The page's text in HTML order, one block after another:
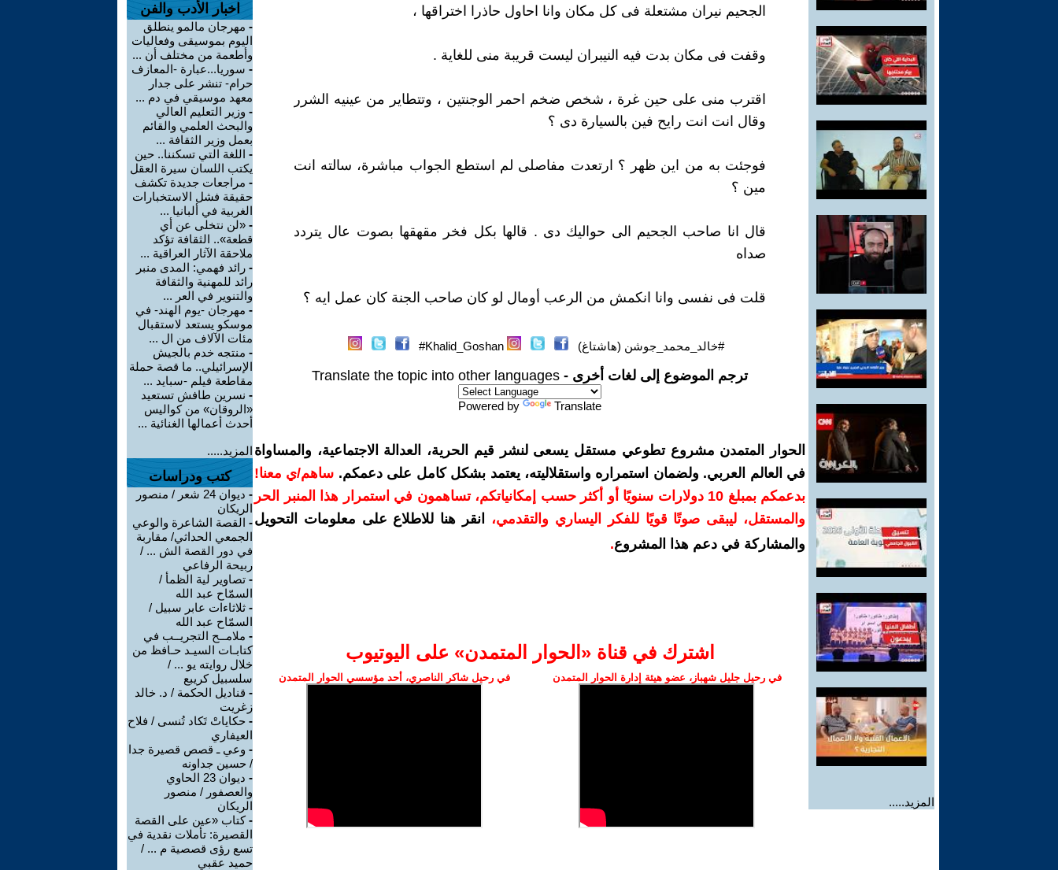
المزيد.....
الجحيم نيران مشتعلة فى كل مكان وانا احاول حاذرا اختراقها ،
وقفت فى مكان بدت فيه النيبران ليست قريبة منى للغاية .
اقترب منى على حين غرة ، شخص ضخم احمر الوجنتين ، وتتطاير من عينيه الشرر
وقال انت انت رايح فين بالسيارة دى ؟
فوجئت به من اين ظهر ؟ ارتعدت مفاصلى لم استطع الجواب مباشرة، سالته انت
مين ؟
قال انا صاحب الجحيم الى حواليك دى . قالها بكل فخر مقهقها بصوت عال يتردد
صداه
قلت فى نفسى وانا انكمش من الرعب أومال لو كان صاحب الجنة كان عمل ايه ؟
#خالد_محمد_جوشن (هاشتاغ) Khalid_Goshan#
ترجم الموضوع إلى لغات أخرى - Translate the topic into other languages
Powered by Translate
الحوار المتمدن مشروع تطوعي مستقل يسعى لنشر قيم الحرية، العدالة الاجتماعية، والمساواة
في العالم العربي. ولضمان استمراره واستقلاليته، يعتمد بشكل كامل على دعمكم. ساهم/ي معنا!
بدعمكم بمبلغ 10 دولارات سنويًا أو أكثر حسب إمكانياتكم، تساهمون في استمرار هذا المنبر الحر
والمستقل، ليبقى صوتًا قويًا للفكر اليساري والتقدمي،
انقر هنا للاطلاع على معلومات التحويل
والمشاركة في دعم هذا المشروع.
اشترك في قناة ‫«الحوار المتمدن» على اليوتيوب
في رحيل جليل شهباز، عضو هيئة إدارة الحوار المتمدن في رحيل شاكر الناصري، أحد مؤسسي الحوار المتمدن
اخبار الأدب والفن
- مهرجان مالمو ينطلق
اليوم بموسيقى وفعاليات
وأطعمة من مختلف أن ...
- سوريا...عبارة -المعازف
حرام- تنشر على جدار
معهد موسيقي في دم ...
- وزير التعليم العالي
والبحث العلمي والقائم
بعمل وزير الثقافة ...
- اللغة التي تسكننا.. حين
يكتب اللسان سيرة العقل
- مراجعات جديدة تكشف
حقيقة فشل الاستخبارات
الغربية في ألبانيا ...
- «لن نتخلى عن أي
قطعة».. الثقافة تؤكد
ملاحقة الآثار العراقية ...
- رائد فهمي: المدى منبر
رائد للمهنية والثقافة
والتنوير في العر ...
- مهرجان -يوم الهند- في
موسكو يستعد لاستقبال
مئات الآلاف من ال ...
- منتجه خدم بالجيش
الإسرائيلي.. ما قصة حملة
مقاطعة فيلم -سبايد ...
- نسرين طافش تستعيد
«الروقان» من كواليس
أحدث أعمالها الغنائية ...
المزيد.....
كتب ودراسات
-
ديوان 24 شعر / منصور
الريكان
- القصة الشاعرة والوعي
الجمعي الحداثي/ مقاربة
في دور القصة الش ... /
ربيحة الرفاعي
- تصاوير لية الظمأ /
السمّاح عبد الله
- ثلاثاءات عابر سبيل /
السمّاح عبد الله
- ملامــح التجريــب في
كتابـات السيـد حـافظ من
خلال روايته يو ... /
سلسبيل كريبع
- قناديل الحكمة / د. خالد
زغريت
- حكاياتْ تَكاد تُنسى / فلاح
العيفاري
- وعي ـ قصص قصيرة جدا
/ حسين جداونه
-
ديوان 23 الحاوي
والعصفور / منصور
الريكان
-كتاب «عين على القصة
القصيرة: تأملات نقدية في
تسع رؤى قصصية م ... /
حميد عقبي